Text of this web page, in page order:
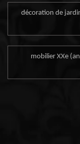
décoration de
mobilier XXe